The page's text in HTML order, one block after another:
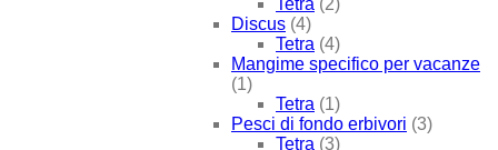
Tetra (2)
Discus (4)
Tetra (4)
Mangime specifico per vacanze
(1)
Tetra (1)
Pesci di fondo erbivori (3)
Tetra (3)